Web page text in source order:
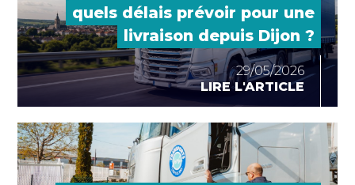
quels délais prévoir pour une
livraison depuis Dijon ?
29/05/2026
LIRE L'ARTICLE